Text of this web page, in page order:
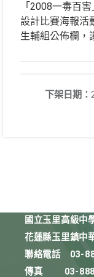
「2008一毒百
設計比賽海報活
生輔組公佈欄，
下架日期：
國立玉里高級中
花蓮縣玉里鎮中
聯絡電話
03-
傳真
03-